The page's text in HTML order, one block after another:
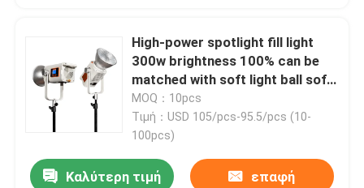
High-power spotlight fill light
300w brightness 100% can be
matched with soft light ball soft
light cover suitable for portrait
photography fill light
MOQ：10pcs
Τιμή：USD 105/pcs-95.5/pcs (10-
100pcs)
Καλύτερη τιμή επαφή